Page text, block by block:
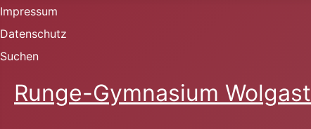
Impressum
Datenschutz
Suchen
Runge-Gymnasium Wolgast